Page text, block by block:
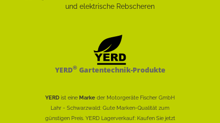
YERD®Gartentechnik-Produkte
YERD ist eine Marke der Motorgeräte Fischer GmbH
Lahr - Schwarzwald: Gute Marken-Qualität zum
günstigen Preis. YERD Lagerverkauf: Kaufen Sie jetzt